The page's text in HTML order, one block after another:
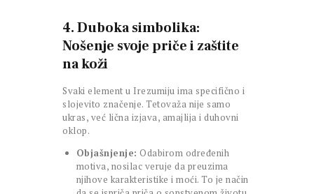
4. Duboka simbolika:
Nošenje svoje priče i zaštite
na koži
Svaki element u Irezumiju ima specifično i
slojevito značenje. Tetovaža nije samo
ukras, već lična izjava, amajlija i duhovni
oklop.
Objašnjenje: Odabirom određenih
motiva, nosilac veruje da preuzima
njihove karakteristike i moći. To je način